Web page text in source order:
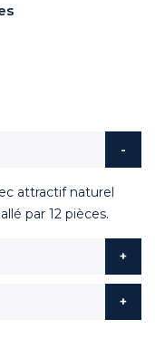
attractif naturel
par 12 pièces.